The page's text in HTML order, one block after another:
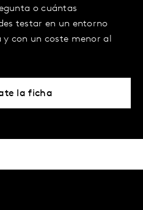
o cuántas
testar en un entorno
con un coste menor al
la ficha